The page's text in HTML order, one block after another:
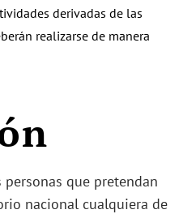
derivadas de las
realizarse de manera
que pretendan
nacional cualquiera de